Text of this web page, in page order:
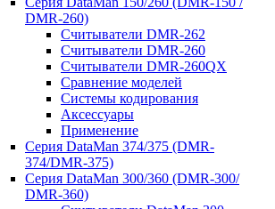
DMR-260)
Считыватели DMR-262
Считыватели DMR-260
Считыватели DMR-260QX
Сравнение моделей
Системы кодирования
Аксессуары
Применение
Серия DataMan 374/375 (DMR-
374/DMR-375)
Серия DataMan 300/360 (DMR-300/
DMR-360)